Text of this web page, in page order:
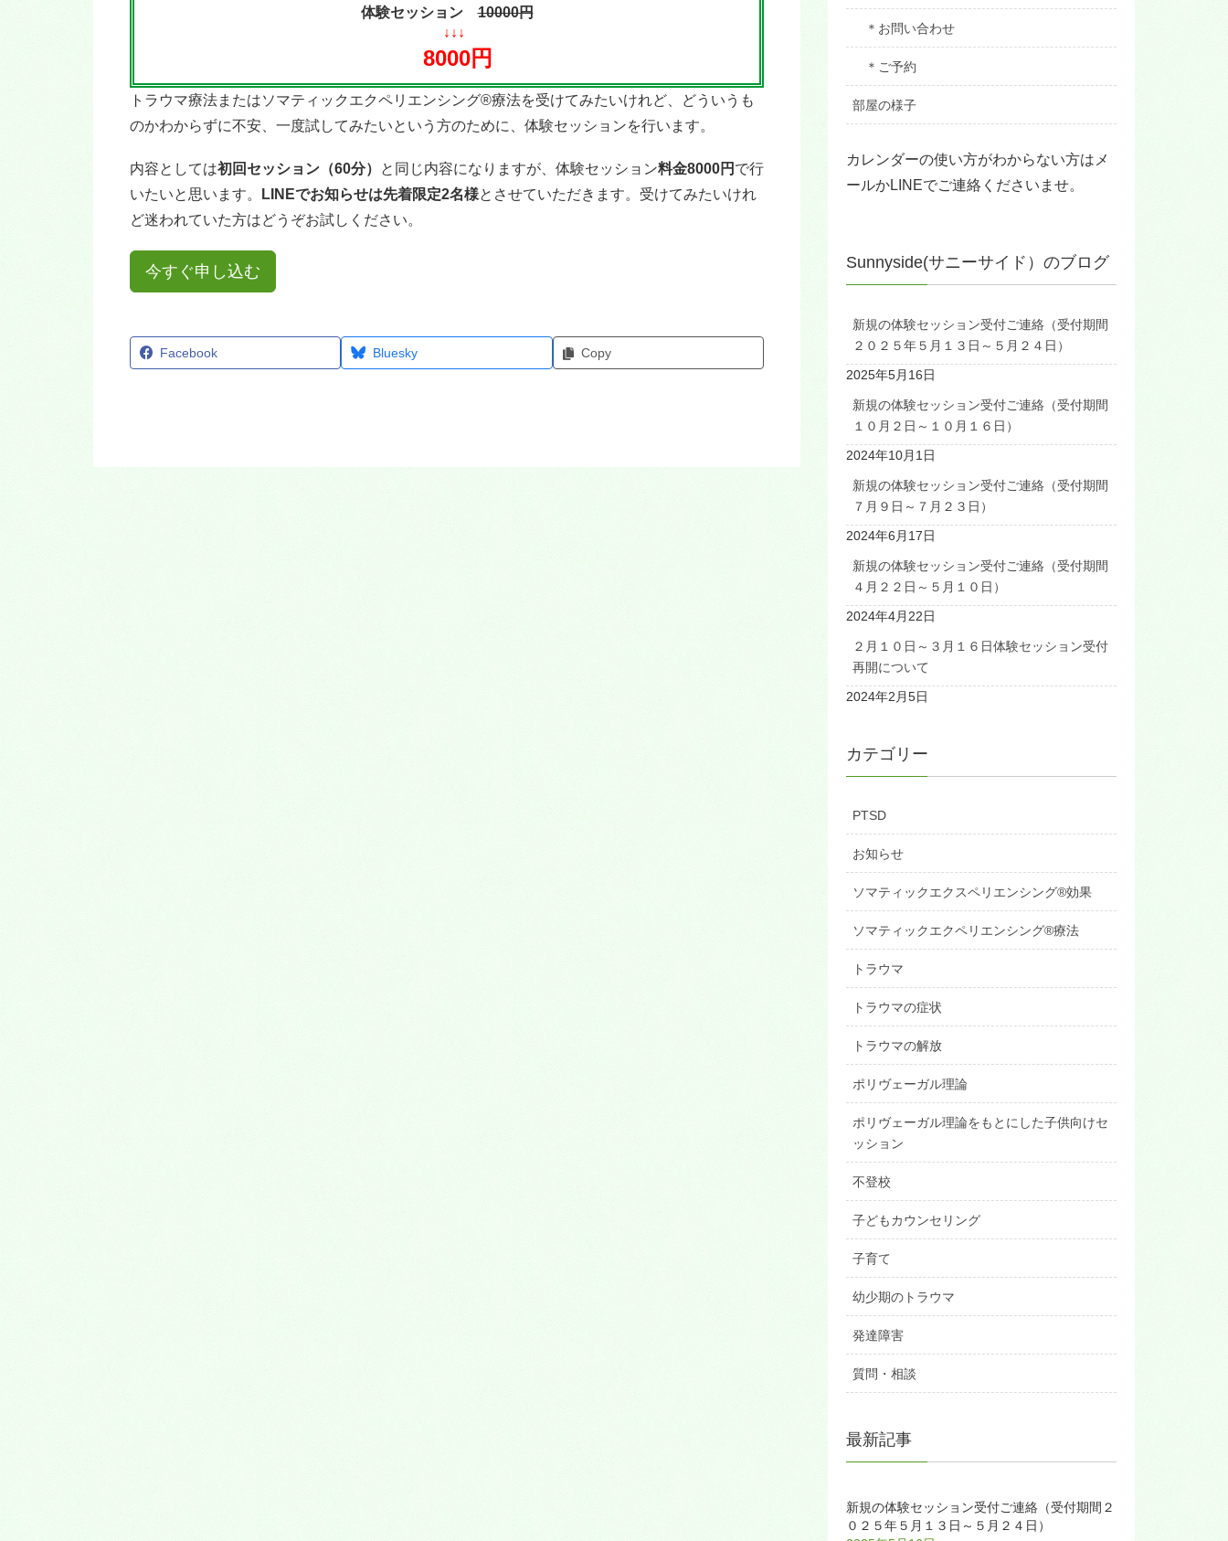
体験セッション10000円
↓↓↓
8000円
トラウマ療法またはソマティックエクペリエンシング®療法を受けてみたいけれど、どういうも
のかわからずに不安、一度試してみたいという方のために、体験セッションを行います。
内容としては初回セッション（60分） と同じ内容になりますが、体験セッション料金8000円 で行
いたいと思います。
LINEでお知らせは先着限定2名様とさせていただきます。受けてみたいけれ
ど迷われていた方はどうぞお試しください。
今すぐ申し込む
Facebook Bluesky Copy
＊お問い合わせ
＊ご予約
部屋の様子
カレンダーの使い方がわからない方はメ
ールかLINEでご連絡くださいませ。
Sunnyside(サニーサイド）のブログ
新規の体験セッション受付ご連絡（受付期間
２０２５年５月１３日～５月２４日）
2025年5月16日
新規の体験セッション受付ご連絡（受付期間
１０月２日～１０月１６日）
2024年10月1日
新規の体験セッション受付ご連絡（受付期間
７月９日～７月２３日）
2024年6月17日
新規の体験セッション受付ご連絡（受付期間
４月２２日～５月１０日）
2024年4月22日
２月１０日～３月１６日体験セッション受付
再開について
2024年2月5日
カテゴリー
PTSD
お知らせ
ソマティックエクスペリエンシング®効果
ソマティックエクペリエンシング®療法
トラウマ
トラウマの症状
トラウマの解放
ポリヴェーガル理論
ポリヴェーガル理論をもとにした子供向けセ
ッション
不登校
子どもカウンセリング
子育て
幼少期のトラウマ
発達障害
質問・相談
最新記事
新規の体験セッション受付ご連絡（受付期間２
０２５年５月１３日～５月２４日）